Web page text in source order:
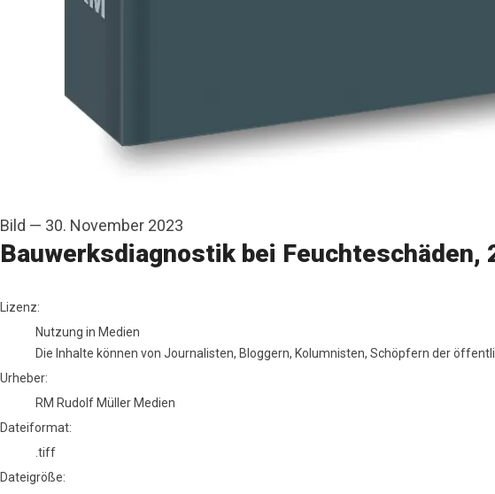
Bild — 30. November 2023
Bauwerksdiagnostik bei Feuchteschäden,
RM Rudolf Müller Medien
Lizenz:
Nutzung in Medien
Die Inhalte können von Journalisten, Bloggern, Kolumnisten, Schöpfern der
Urheber:
RM Rudolf Müller Medien
Dateiformat:
.tiff
Dateigröße: